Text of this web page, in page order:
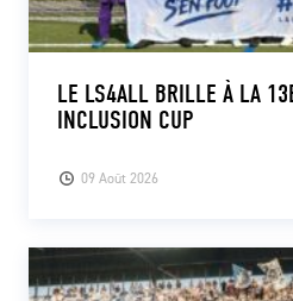
09 Août 2026
LE LS4ALL BRILLE À LA
INCLUSION CUP